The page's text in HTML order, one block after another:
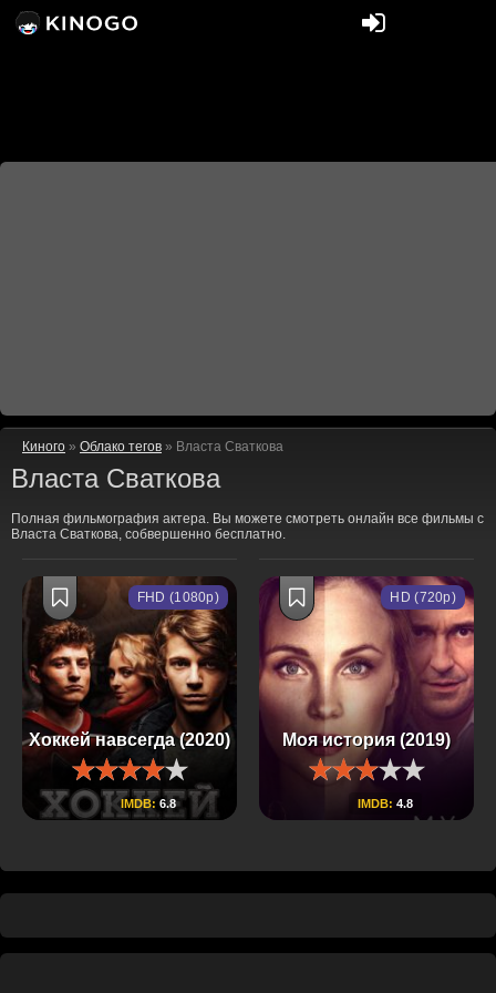
Киного » Облако тегов » Власта Сваткова
Власта Сваткова
Полная фильмография актера. Вы можете смотреть онлайн все фильмы с
Власта Сваткова, собвершенно бесплатно.
Хоккей навсегда (2020)
IMDB: 6.8
FHD (1080p)
Моя история (2019)
IMDB: 4.8
HD (720p)